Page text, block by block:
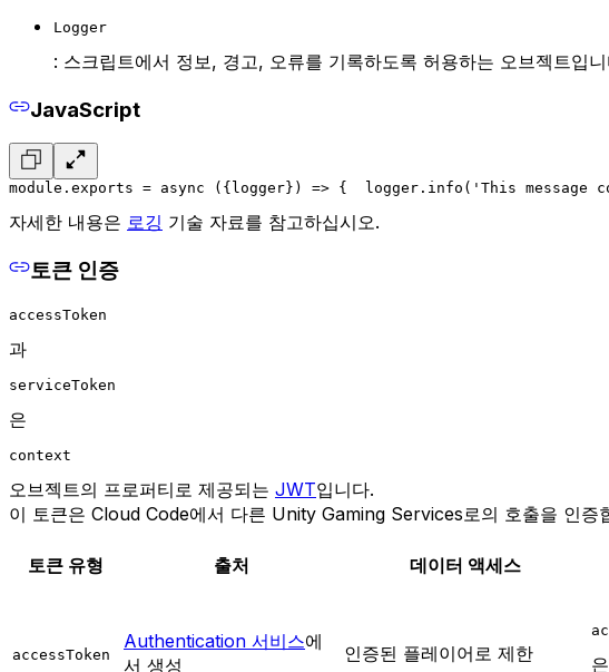
Logger
: 스크립트에서 정보, 경고, 오류를 기록하도록 허용하는 오브젝트입니
JavaScript
module.exports = async ({logger}) => {
logger.info('This message
자세한 내용은 로깅 기술 자료를 참고하십시오.
토큰 인증
accessToken
과
serviceToken
은
context
오브젝트의 프로퍼티로 제공되는 JWT입니다.
이 토큰은 Cloud Code에서 다른 Unity Gaming Services로의 호출을 인증
토큰 유형 출처 데이터 액세스
accessToken
Authentication 서비스에
서 생성
인증된 플레이어로 제한